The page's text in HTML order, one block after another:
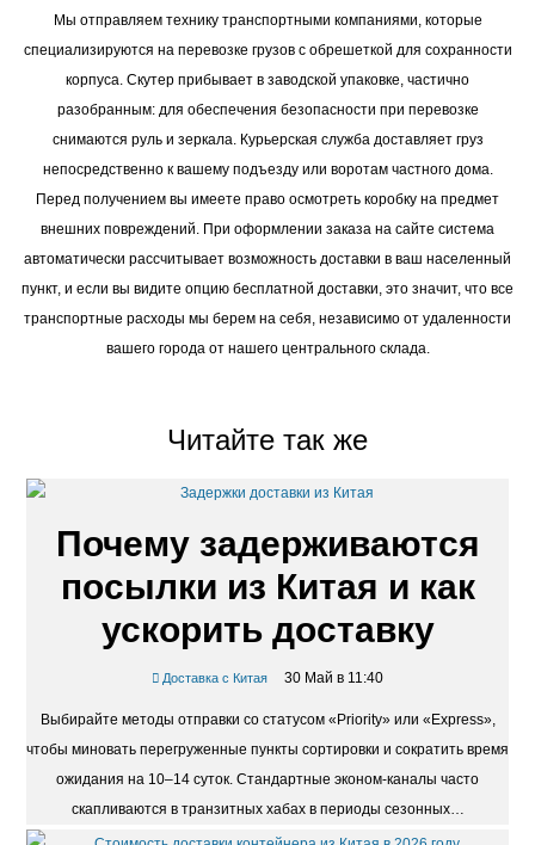
удаленном регионе?
Мы отправляем технику транспортными компаниями, которые
специализируются на перевозке грузов с обрешеткой для сохранности
корпуса. Скутер прибывает в заводской упаковке, частично
разобранным: для обеспечения безопасности при перевозке
снимаются руль и зеркала. Курьерская служба доставляет груз
непосредственно к вашему подъезду или воротам частного дома.
Перед получением вы имеете право осмотреть коробку на предмет
внешних повреждений. При оформлении заказа на сайте система
автоматически рассчитывает возможность доставки в ваш населенный
пункт, и если вы видите опцию бесплатной доставки, это значит, что все
Читайте так же
Почему задерживаются
посылки из Китая и как
ускорить доставку
Выбирайте методы отправки со статусом «Priority» или «Express»,
чтобы миновать перегруженные пункты сортировки и сократить время
ожидания на 10–14 суток. Стандартные эконом-каналы часто